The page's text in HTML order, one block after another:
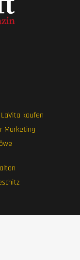
LaVita kaufen
Marketing